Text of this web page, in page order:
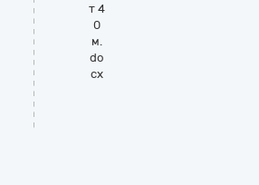
т 4
0
м.
do
cx